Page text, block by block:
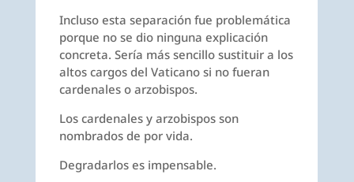
Incluso esta separación fue problemática
porque no se dio ninguna explicación
concreta. Sería más sencillo sustituir a los
altos cargos del Vaticano si no fueran
cardenales o arzobispos.
Los cardenales y arzobispos son
nombrados de por vida.
Degradarlos es impensable.